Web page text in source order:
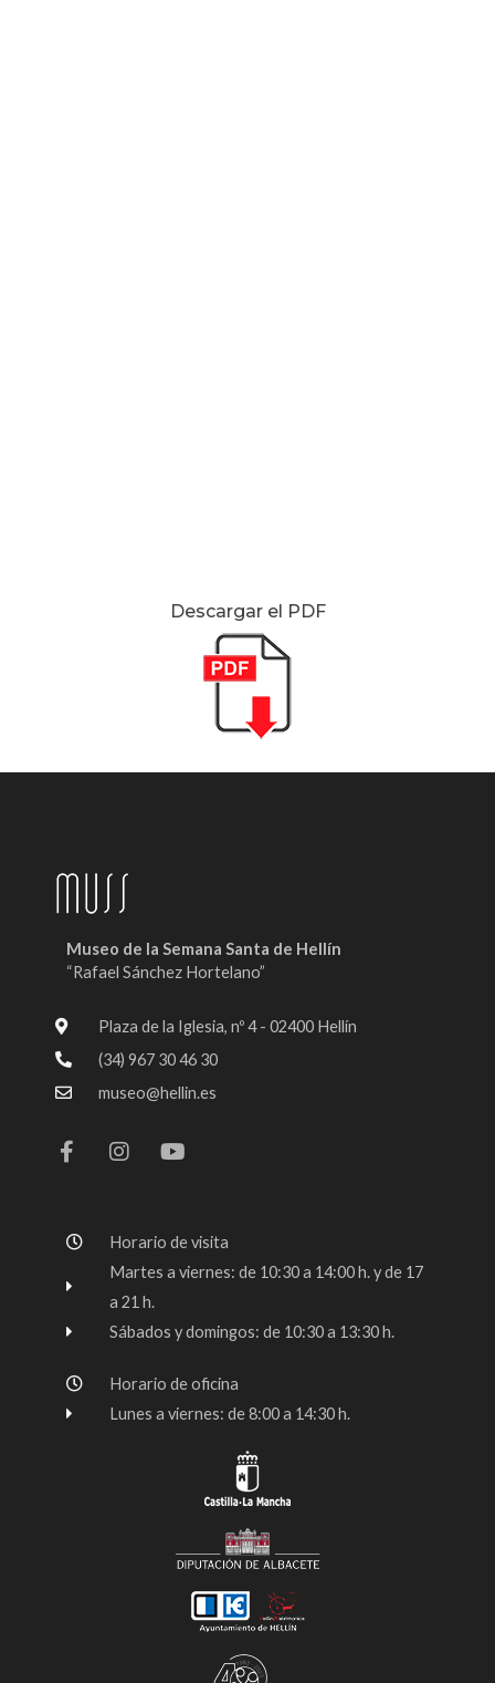
Descargar el PDF
Museo de la Semana Santa de Hellín
“Rafael Sánchez Hortelano”
Plaza de la Iglesia, nº 4 - 02400 Hellín
(34) 967 30 46 30
museo@hellin.es
a
c
o
o
-
n
s
r
a
m
o
u
e
Horario de visita
Martes a viernes: de 10:30 a 14:00 h. y de 17
a 21 h.
Sábados y domingos: de 10:30 a 13:30 h.
Horario de oficina
Lunes a viernes: de 8:00 a 14:30 h.